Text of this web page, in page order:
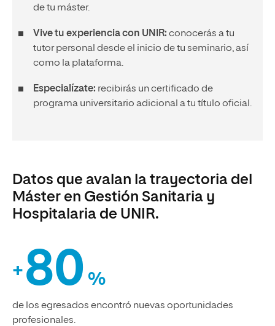
de tu máster.
Vive tu experiencia con UNIR: conocerás a tu
tutor personal desde el inicio de tu seminario, así
como la plataforma.
Especialízate: recibirás un certificado de
programa universitario adicional a tu título oficial.
Datos que avalan la trayectoria del
Máster en Gestión Sanitaria y
Hospitalaria de UNIR.
+ 80 %
de los egresados encontró nuevas oportunidades
profesionales.